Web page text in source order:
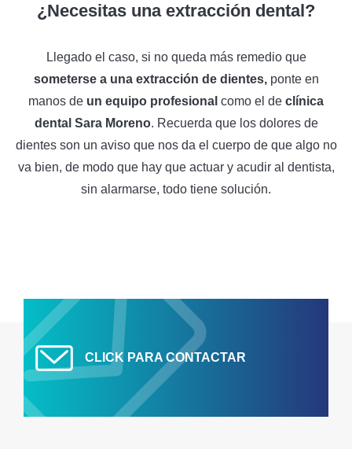
¿Necesitas una extracción dental?
Llegado el caso, si no queda más remedio que
someterse a una extracción de dientes,ponte en
manos de un equipo profesional como el de clínica
dental Sara Moreno. Recuerda que los dolores de
dientes son un aviso que nos da el cuerpo de que algo no
va bien, de modo que hay que actuar y acudir al dentista,
sin alarmarse, todo tiene solución.
CLICK PARA CONTACTAR